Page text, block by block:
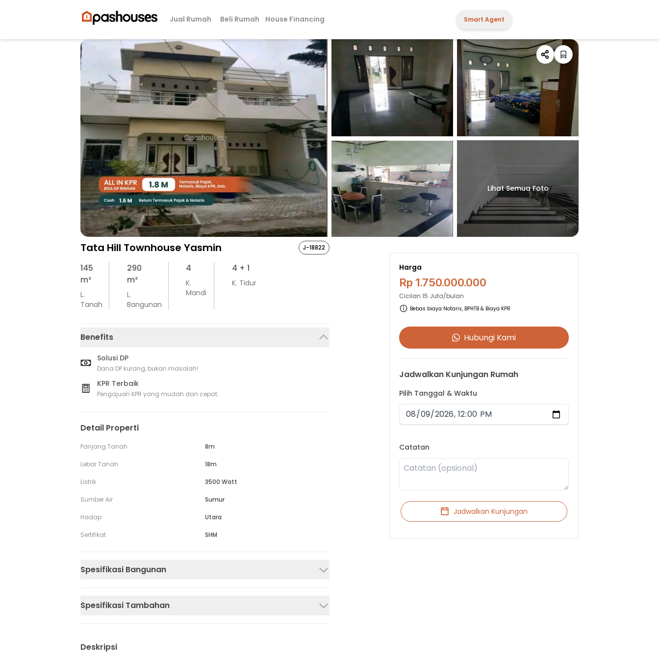
Jual Rumah Beli Rumah House Financing Smart Agent
Lihat Semua Foto
Tata Hill Townhouse Yasmin J-18822
145
m²
L.
Tanah
290
m²
L.
Bangunan
4
K.
Mandi
4 + 1
K. Tidur
Benefits
Solusi DP
Dana DP kurang, bukan masalah!
KPR Terbaik
Pengajuan KPR yang mudah dan cepat.
Detail Properti
Panjang Tanah 8m
Lebar Tanah 18m
Listrik 3500 Watt
Sumber Air Sumur
Hadap Utara
Sertifikat SHM
Spesifikasi Bangunan
Spesifikasi Tambahan
Deskripsi
Harga
Rp 1.750.000.000
Cicilan15 Juta/bulan
Bebas biaya Notaris, BPHTB & Biaya KPR
Hubungi Kami
Jadwalkan Kunjungan Rumah
Pilih Tanggal & Waktu
Catatan
Jadwalkan Kunjungan